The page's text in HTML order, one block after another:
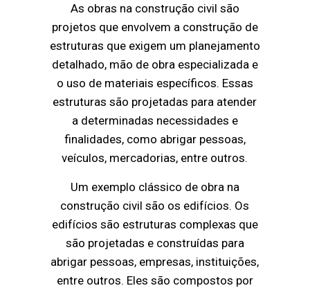
As obras na construção civil são
projetos que envolvem a construção de
estruturas que exigem um planejamento
detalhado, mão de obra especializada e
o uso de materiais específicos. Essas
estruturas são projetadas para atender
a determinadas necessidades e
finalidades, como abrigar pessoas,
veículos, mercadorias, entre outros.
Um exemplo clássico de obra na
construção civil são os edifícios. Os
edifícios são estruturas complexas que
são projetadas e construídas para
abrigar pessoas, empresas, instituições,
entre outros. Eles são compostos por